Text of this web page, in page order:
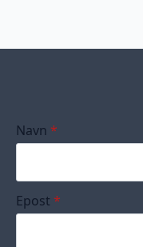
Navn *
Epost *